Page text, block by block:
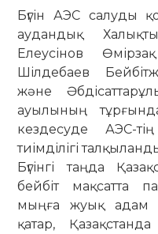
Бүгін АЭС салуды
аудандық
Елеусінов
Шілдебаев
және
ауылының
кездесуде АЭС-
тиімділігі
Бүгінгі таңда
бейбіт мақсатта
мыңға жуық адам
қатар,